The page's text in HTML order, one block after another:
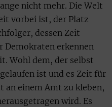
nicht mehr. Die Welt
vorbei ist, der Platz
dessen Zeit
Demokraten erkennen
Wohl dem, der selbst
ist und es Zeit für
an einem Amt zu kleben,
wird. Es